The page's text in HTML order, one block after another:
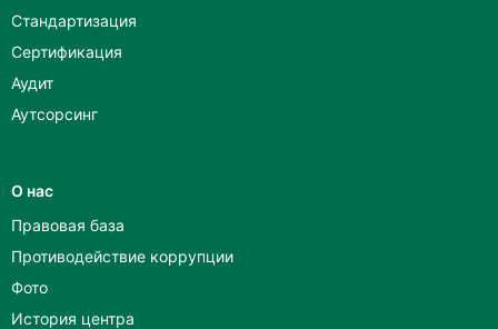
Стандартизация
Сертификация
Аудит
Аутсорсинг
О нас
Правовая база
Противодействие коррупции
Фото
История центра